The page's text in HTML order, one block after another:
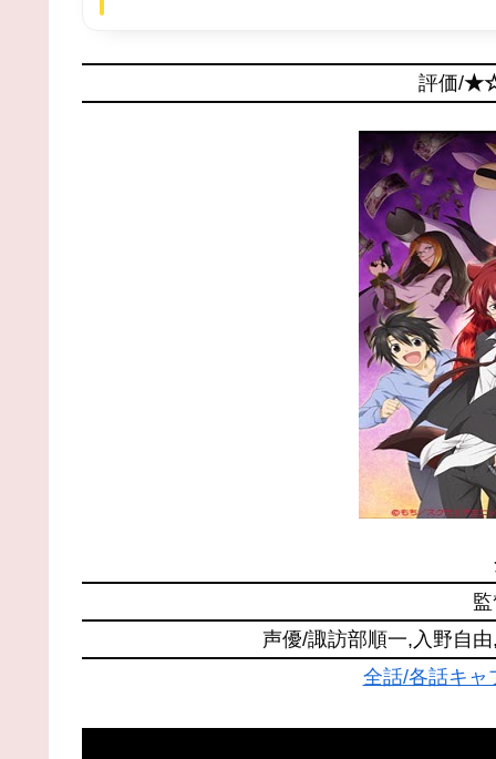
評価/
声優/諏訪部順一,入野自
全話/各話キャ